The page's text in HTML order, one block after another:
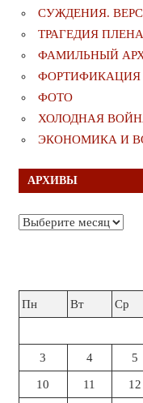
СУЖДЕНИЯ.
ТРАГЕДИЯ ПЛЕНА
ФАМИЛЬНЫЙ
ФОРТИФИКАЦИЯ
ФОТО
ХОЛОДНАЯ
ЭКОНОМИКА И
АРХИВЫ
Архивы
Пн
Вт Ср
3 4 5
10 11 12